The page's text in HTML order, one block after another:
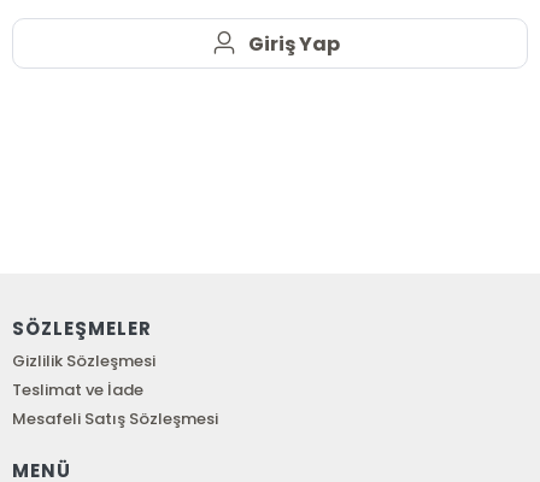
Giriş Yap
SÖZLEŞMELER
Gizlilik Sözleşmesi
Teslimat ve İade
Mesafeli Satış Sözleşmesi
MENÜ